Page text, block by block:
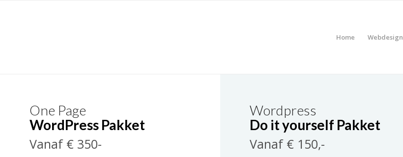
Home Webdesign
One Page
WordPress Pakket
Vanaf € 350-
Wordpress
Do it yourself Pakket
Vanaf € 150,-